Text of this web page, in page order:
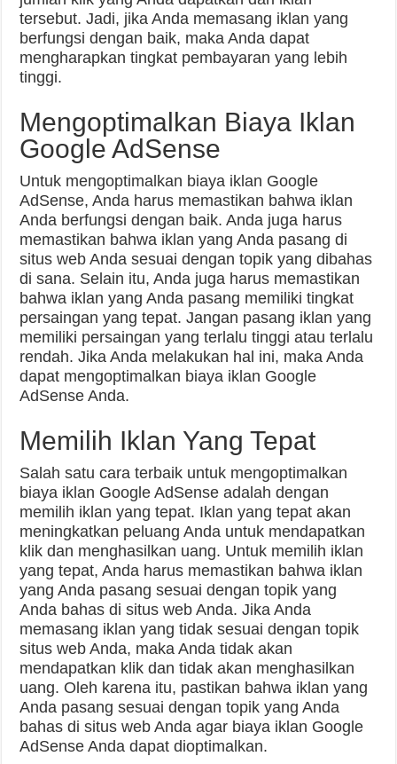
tersebut. Jadi, jika Anda memasang iklan yang
berfungsi dengan baik, maka Anda dapat
mengharapkan tingkat pembayaran yang lebih
tinggi.
Mengoptimalkan Biaya Iklan
Google AdSense
Untuk mengoptimalkan biaya iklan Google
AdSense, Anda harus memastikan bahwa iklan
Anda berfungsi dengan baik. Anda juga harus
memastikan bahwa iklan yang Anda pasang di
situs web Anda sesuai dengan topik yang dibahas
di sana. Selain itu, Anda juga harus memastikan
bahwa iklan yang Anda pasang memiliki tingkat
persaingan yang tepat. Jangan pasang iklan yang
memiliki persaingan yang terlalu tinggi atau terlalu
rendah. Jika Anda melakukan hal ini, maka Anda
dapat mengoptimalkan biaya iklan Google
AdSense Anda.
Memilih Iklan Yang Tepat
Salah satu cara terbaik untuk mengoptimalkan
biaya iklan Google AdSense adalah dengan
memilih iklan yang tepat. Iklan yang tepat akan
meningkatkan peluang Anda untuk mendapatkan
klik dan menghasilkan uang. Untuk memilih iklan
yang tepat, Anda harus memastikan bahwa iklan
yang Anda pasang sesuai dengan topik yang
Anda bahas di situs web Anda. Jika Anda
memasang iklan yang tidak sesuai dengan topik
situs web Anda, maka Anda tidak akan
mendapatkan klik dan tidak akan menghasilkan
uang. Oleh karena itu, pastikan bahwa iklan yang
Anda pasang sesuai dengan topik yang Anda
bahas di situs web Anda agar biaya iklan Google
AdSense Anda dapat dioptimalkan.